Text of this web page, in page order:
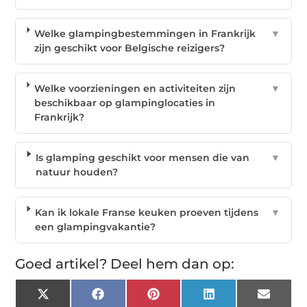
Welke glampingbestemmingen in Frankrijk
zijn geschikt voor Belgische reizigers?
▼
Welke voorzieningen en activiteiten zijn
beschikbaar op glampinglocaties in
Frankrijk?
▼
Is glamping geschikt voor mensen die van
natuur houden?
▼
Kan ik lokale Franse keuken proeven tijdens
een glampingvakantie?
▼
Goed artikel? Deel hem dan op:
X Facebook Pinterest LinkedIn Email